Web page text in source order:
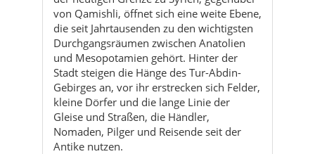
von Qamishli, öffnet sich eine weite Ebene,
die seit Jahrtausenden zu den wichtigsten
Durchgangsräumen zwischen Anatolien
und Mesopotamien gehört. Hinter der
Stadt steigen die Hänge des Tur-Abdin-
Gebirges an, vor ihr erstrecken sich Felder,
kleine Dörfer und die lange Linie der
Gleise und Straßen, die Händler,
Nomaden, Pilger und Reisende seit der
Antike nutzen.